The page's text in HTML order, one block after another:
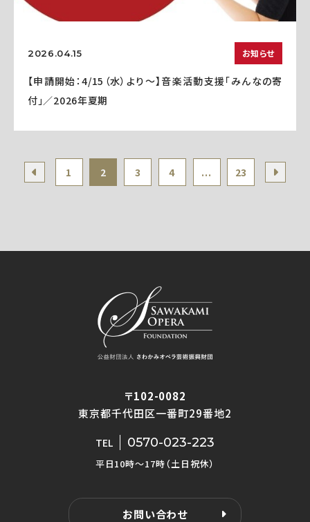
2026.04.15 お知らせ
【申請開始：4/15（水）より～】音楽活動支援「みんなの寄
付」／2026年夏期
1 2 3 4 ... 23
〒102-0082
東京都千代田区一番町29番地2
TEL 0570-023-223
平日10時〜17時（土日祝休）
お問い合わせ